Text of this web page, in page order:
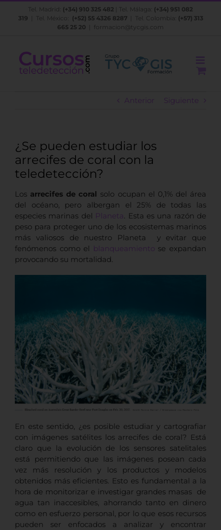
Saltar
Tel. Madrid: (+34) 910 325 482 | Tel. Málaga: (+34) 951 082
319 | Tel. México: (+52) 55 4326 8287| Tel. Colombia: (+57) 313
665 25 20
formacion@tycgis.com
Anterior Siguiente
¿Se pueden estudiar los
arrecifes de coral con la
teledetección?
Los arrecifes de coral solo ocupan el 0,1% del área
del océano, pero albergan el 25% de todas las
especies marinas del Planeta. Esta es una razón de
peso para proteger uno de los ecosistemas marinos
más valiosos de nuestro Planeta y evitar que
fenómenos como el
blanqueamiento se expandan
provocando su mortalidad.
En este sentido, ¿es posible estudiar y cartografiar
con imágenes satélites los arrecifes de coral? Está
claro que la evolución de los sensores satelitales
está permitiendo que las imágenes posean cada
vez más resolución y los productos y modelos
obtenidos más eficientes. Esto es fundamental a la
hora de monitorizar e investigar grandes masas de
agua tan inaccesibles, ahorrando tanto en dinero
como en esfuerzo personal, por lo que esos recursos
pueden ser enfocados a analizar y encontrar